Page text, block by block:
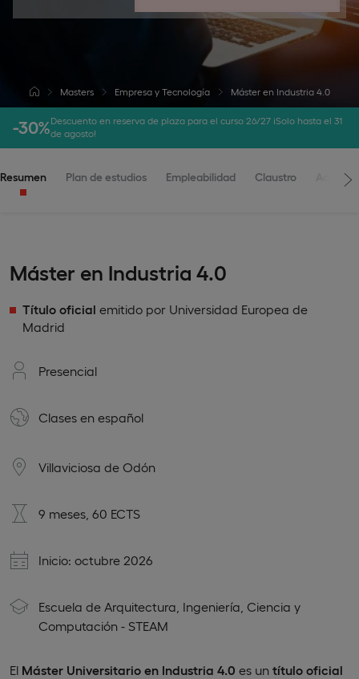
Masters Empresa y Tecnología Máster en Industria 4.0
-30%Descuento en reserva de plaza para el curso 26/27 ¡Solo hasta el 31
de agosto!
Resumen Plan de estudios Empleabilidad Claustro
Máster en Industria 4.0
Título oficial emitido por Universidad Europea de
Madrid
Presencial
Clases en español
Villaviciosa de Odón
9 meses, 60 ECTS
Inicio: octubre 2026
Escuela de Arquitectura, Ingeniería, Ciencia y
Computación - STEAM
El Máster Universitario en Industria 4.0 es un título oficial